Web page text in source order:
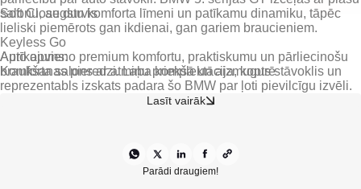
salonu, augstu komforta līmeni un patīkamu dinamiku, tāpēc
lieliski piemērots gan ikdienai, gan gariem braucieniem.
Soft Close durvis
Keyless Go
Komforta salons ar atmiņu priekšā un aizmugurē
Apsildāmi sēdekļi priekšā un aizmugurē
Auto apvieno premium komfortu, praktiskumu un pārliecinošu
braukšanas pieredzi. Laba komplektācija, kopts stāvoklis un
reprezentabls izskats padara šo BMW par ļoti pievilcīgu izvēli.
Lasīt vairāk
Parādi draugiem!